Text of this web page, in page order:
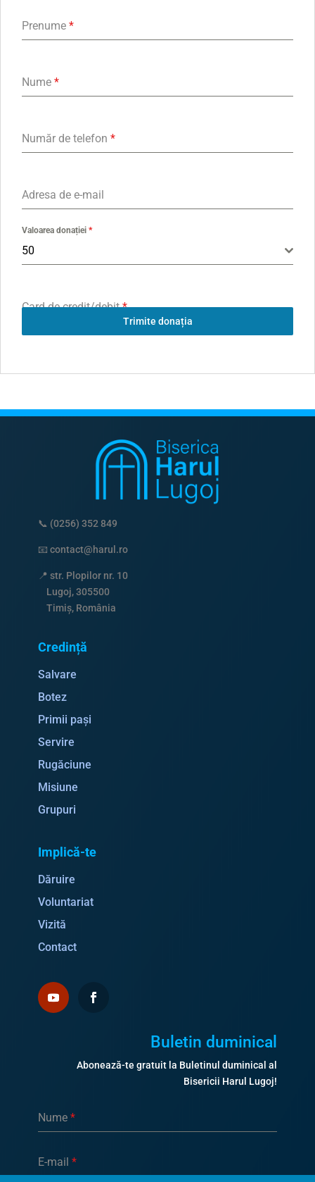
Prenume *
Nume *
Număr de telefon *
Adresa de e-mail
Valoarea donației *
50
Card de credit/debit*
Trimite donația
📞 (0256) 352 849
📧 contact@harul.ro
📍 str. Plopilor nr. 10
Lugoj, 305500
Timiș, România
Credință
Salvare
Botez
Primii pași
Servire
Rugăciune
Misiune
Grupuri
Implică-te
Dăruire
Voluntariat
Vizită
Contact
Buletin duminical
Abonează-te gratuit la Buletinul duminical al
Bisericii Harul Lugoj!
Nume *
E-mail *